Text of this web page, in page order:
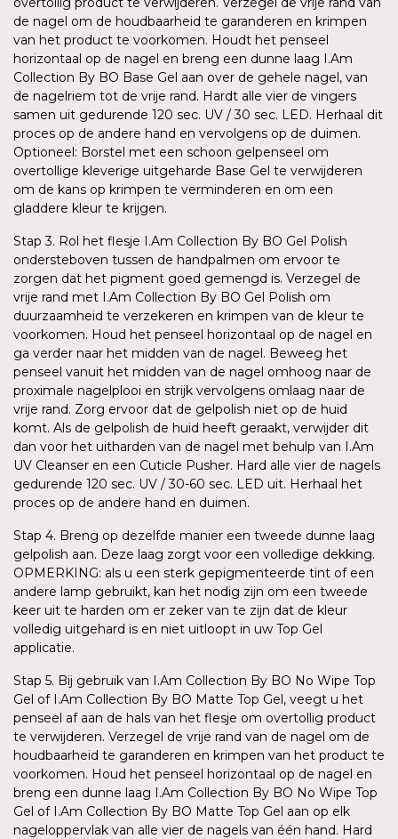
de nagel om de houdbaarheid te garanderen en krimpen
van het product te voorkomen. Houdt het penseel
horizontaal op de nagel en breng een dunne laag I.Am
Collection By BO Base Gel aan over de gehele nagel, van
de nagelriem tot de vrije rand. Hardt alle vier de vingers
samen uit gedurende 120 sec. UV / 30 sec. LED. Herhaal dit
proces op de andere hand en vervolgens op de duimen.
Optioneel: Borstel met een schoon gelpenseel om
overtollige kleverige uitgeharde Base Gel te verwijderen
om de kans op krimpen te verminderen en om een
gladdere kleur te krijgen.
Stap 3. Rol het flesje I.Am Collection By BO Gel Polish
ondersteboven tussen de handpalmen om ervoor te
zorgen dat het pigment goed gemengd is. Verzegel de
vrije rand met I.Am Collection By BO Gel Polish om
duurzaamheid te verzekeren en krimpen van de kleur te
voorkomen. Houd het penseel horizontaal op de nagel en
ga verder naar het midden van de nagel. Beweeg het
penseel vanuit het midden van de nagel omhoog naar de
proximale nagelplooi en strijk vervolgens omlaag naar de
vrije rand. Zorg ervoor dat de gelpolish niet op de huid
komt. Als de gelpolish de huid heeft geraakt, verwijder dit
dan voor het uitharden van de nagel met behulp van I.Am
UV Cleanser en een Cuticle Pusher. Hard alle vier de nagels
gedurende 120 sec. UV / 30-60 sec. LED uit. Herhaal het
proces op de andere hand en duimen.
Stap 4. Breng op dezelfde manier een tweede dunne laag
gelpolish aan. Deze laag zorgt voor een volledige dekking.
OPMERKING: als u een sterk gepigmenteerde tint of een
andere lamp gebruikt, kan het nodig zijn om een tweede
keer uit te harden om er zeker van te zijn dat de kleur
volledig uitgehard is en niet uitloopt in uw Top Gel
applicatie.
Stap 5. Bij gebruik van I.Am Collection By BO No Wipe Top
Gel of I.Am Collection By BO Matte Top Gel, veegt u het
penseel af aan de hals van het flesje om overtollig product
te verwijderen. Verzegel de vrije rand van de nagel om de
houdbaarheid te garanderen en krimpen van het product te
voorkomen. Houd het penseel horizontaal op de nagel en
breng een dunne laag I.Am Collection By BO No Wipe Top
Gel of I.Am Collection By BO Matte Top Gel aan op elk
nageloppervlak van alle vier de nagels van één hand. Hard